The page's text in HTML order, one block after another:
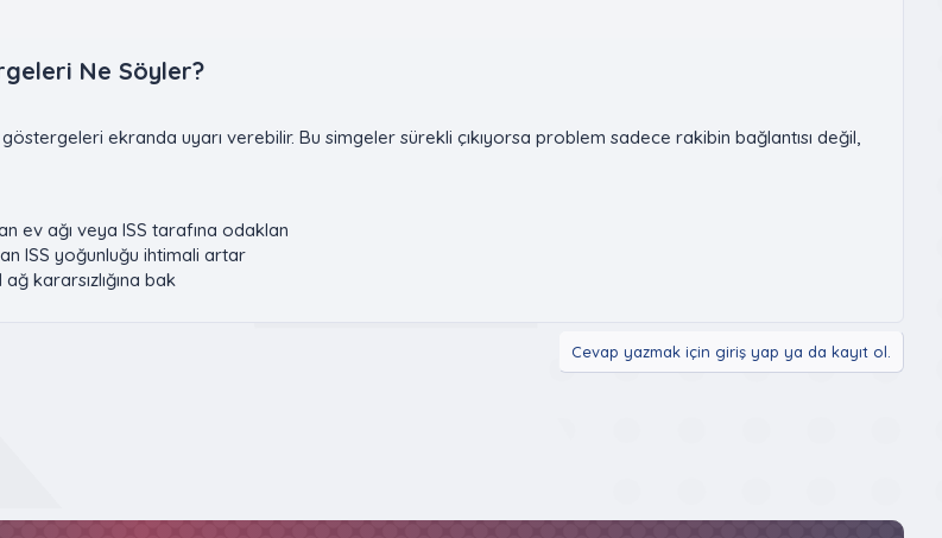
Ne Söyler?​
ekranda uyarı verebilir. Bu simgeler sürekli çıkıyorsa problem sadece rakibin bağlantısı değil,
ev ağı veya ISS tarafına odaklan
ISS yoğunluğu ihtimali artar
kararsızlığına bak
Cevap yazmak için giriş yap ya da kayıt ol.